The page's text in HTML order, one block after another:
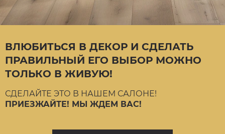
ВЛЮБИТЬСЯ В ДЕКОР И СДЕЛАТЬ
ПРАВИЛЬНЫЙ ЕГО ВЫБОР МОЖНО
ТОЛЬКО В ЖИВУЮ!
СДЕЛАЙТЕ ЭТО В НАШЕМ САЛОНЕ!
ПРИЕЗЖАЙТЕ! МЫ ЖДЕМ ВАС!